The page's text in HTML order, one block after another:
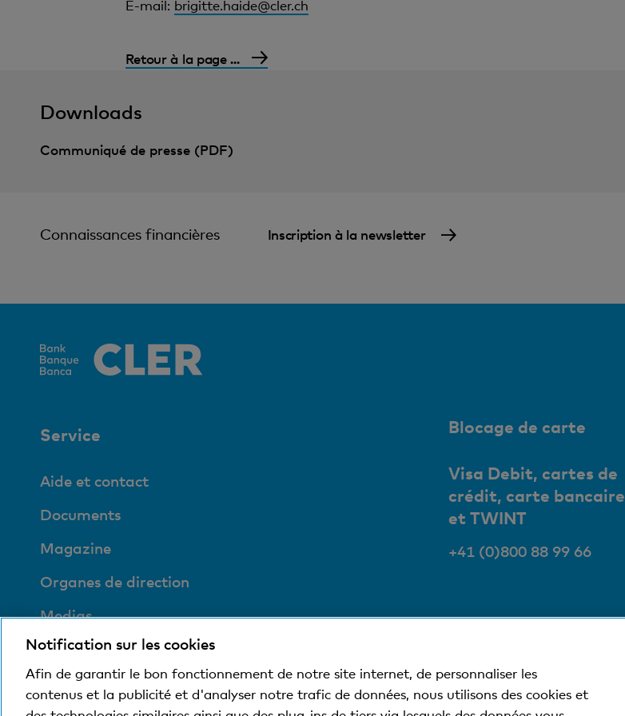
E-mail: brigitte.haide@cler.ch
Retour à la page ...
Downloads
Communiqué de presse (PDF)
Connaissances financières Inscription à la newsletter
Service
Aide et contact
Documents
Magazine
Organes de direction
Medias
Social et compatible
avec l'environnement
Blocage de carte
Visa Debit, cartes de
crédit, carte bancaire
et TWINT
+41 (0)800 88 99 66
Notification sur les cookies
Afin de garantir le bon fonctionnement de notre site internet, de personnaliser les
contenus et la publicité et d'analyser notre trafic de données, nous utilisons des cookies et